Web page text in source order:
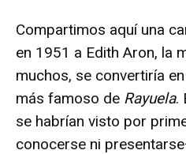
Compartimos aquí una
en 1951 a Edith Aron, la
muchos, se convertiría
más famoso de Rayuela.
se habrían visto por
conocerse ni